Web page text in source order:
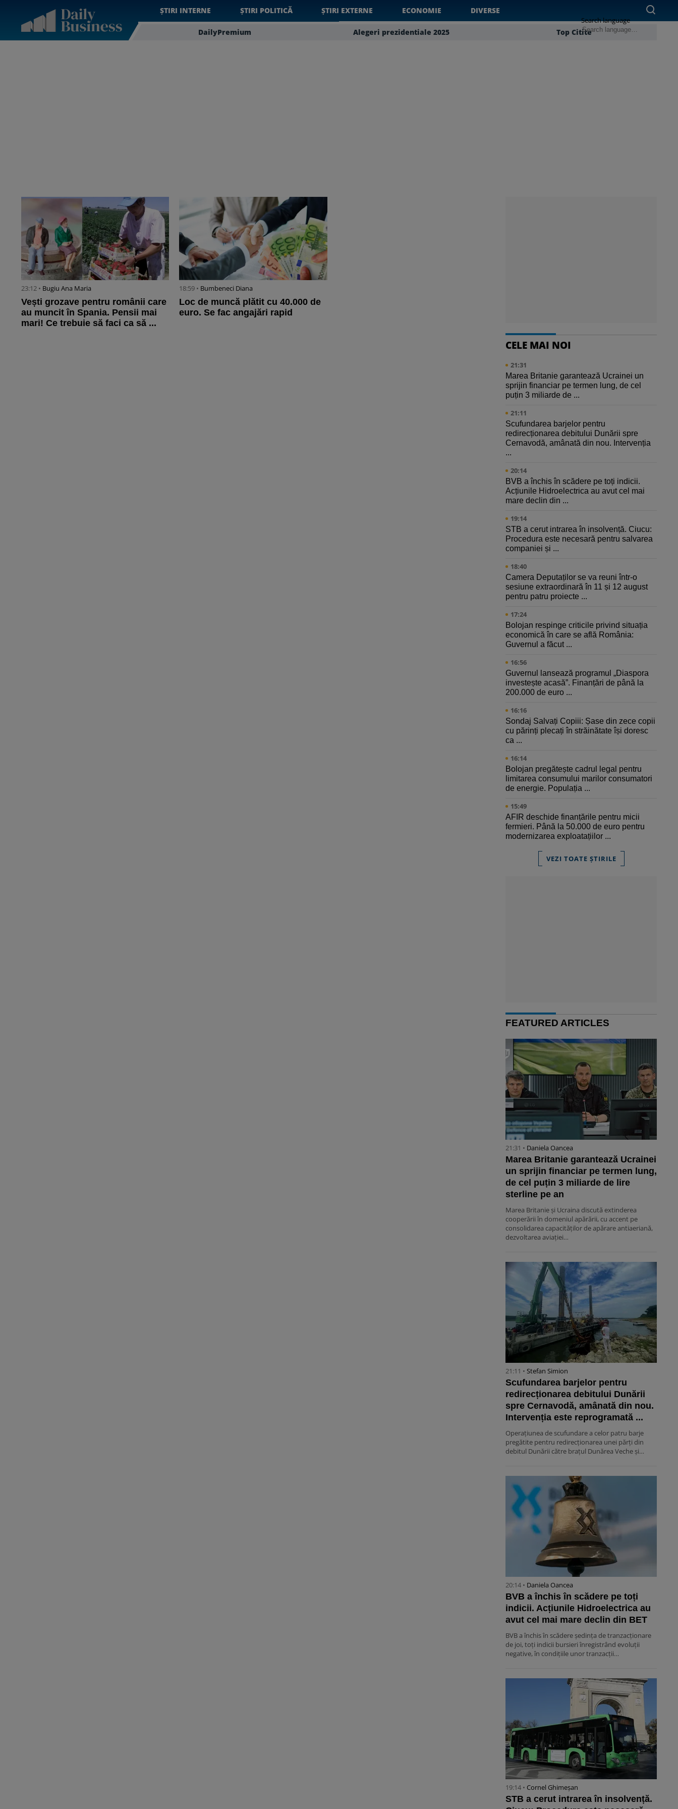
ȘTIRI INTERNE ȘTIRI POLITICĂ ȘTIRI EXTERNE ECONOMIE DIVERSE
DailyPremium Alegeri prezidentiale 2025 Top Citite
Search language
23:12 • Bugiu ⁠Ana Maria
Vești grozave pentru românii care
au muncit în Spania. Pensii mai
mari! Ce trebuie să faci ca să ...
18:59 • Bumbeneci Diana
Loc de muncă plătit cu 40.000 de
euro. Se fac angajări rapid
CELE MAI NOI
21:31
Marea Britanie garantează Ucrainei un
sprijin financiar pe termen lung, de cel
puțin 3 miliarde de ...
21:11
Scufundarea barjelor pentru
redirecționarea debitului Dunării spre
Cernavodă, amânată din nou. Intervenția
...
20:14
BVB a închis în scădere pe toți indicii.
Acțiunile Hidroelectrica au avut cel mai
mare declin din ...
19:14
STB a cerut intrarea în insolvență. Ciucu:
Procedura este necesară pentru salvarea
companiei și ...
18:40
Camera Deputaților se va reuni într-o
sesiune extraordinară în 11 și 12 august
pentru patru proiecte ...
17:24
Bolojan respinge criticile privind situația
economică în care se află România:
Guvernul a făcut ...
16:56
Guvernul lansează programul „Diaspora
investește acasă”. Finanțări de până la
200.000 de euro ...
16:16
Sondaj Salvați Copiii: Șase din zece copii
cu părinți plecați în străinătate își doresc
ca ...
16:14
Bolojan pregătește cadrul legal pentru
limitarea consumului marilor consumatori
de energie. Populația ...
15:49
AFIR deschide finanțările pentru micii
fermieri. Până la 50.000 de euro pentru
modernizarea exploatațiilor ...
VEZI TOATE ȘTIRILE
FEATURED ARTICLES
21:31 • Daniela Oancea
Marea Britanie garantează Ucrainei
un sprijin financiar pe termen lung,
de cel puțin 3 miliarde de lire
sterline pe an
Marea Britanie și Ucraina discută extinderea
cooperării în domeniul apărării, cu accent pe
consolidarea capacităților de apărare antiaeriană,
dezvoltarea aviației…
21:11 • Stefan Simion
Scufundarea barjelor pentru
redirecționarea debitului Dunării
spre Cernavodă, amânată din nou.
Intervenția este reprogramată ...
Operațiunea de scufundare a celor patru barje
pregătite pentru redirecționarea unei părți din
debitul Dunării către brațul Dunărea Veche și…
20:14 • Daniela Oancea
BVB a închis în scădere pe toți
indicii. Acțiunile Hidroelectrica au
avut cel mai mare declin din BET
BVB a închis în scădere ședința de tranzacționare
de joi, toți indicii bursieri înregistrând evoluții
negative, în condițiile unor tranzacții…
19:14 • Cornel Ghimeșan
STB a cerut intrarea în insolvență.